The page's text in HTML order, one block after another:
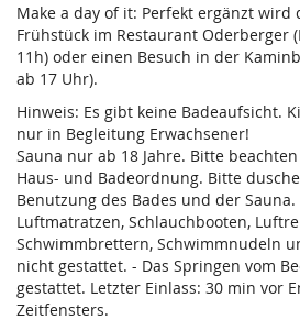
Make a day of it: Perfekt ergänzt wird
Frühstück im Restaurant Oderberger
11h) oder einen Besuch in der
ab 17 Uhr).
Hinweis: Es gibt keine Badeaufsicht.
nur in Begleitung Erwachsener!
Sauna nur ab 18 Jahre. Bitte
Haus- und Badeordnung. Bitte
Benutzung des Bades und der
Luftmatratzen, Schlauchbooten,
Schwimmbrettern, Schwimmnudeln
nicht gestattet. - Das Springen vom
gestattet. Letzter Einlass: 30 min vor
Zeitfensters.